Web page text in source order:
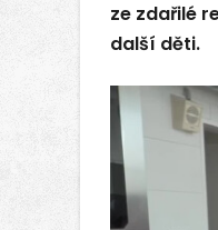
ze zdařilé
další děti.